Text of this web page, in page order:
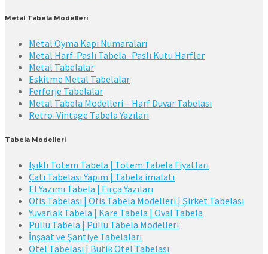
Metal Tabela Modelleri
Metal Oyma Kapı Numaraları
Metal Harf-Paslı Tabela -Paslı Kutu Harfler
Metal Tabelalar
Eskitme Metal Tabelalar
Ferforje Tabelalar
Metal Tabela Modelleri – Harf Duvar Tabelası
Retro-Vintage Tabela Yazıları
Tabela Modelleri
Işıklı Totem Tabela | Totem Tabela Fiyatları
Çatı Tabelası Yapım | Tabela imalatı
El Yazımı Tabela | Fırça Yazıları
Ofis Tabelası | Ofis Tabela Modelleri | Şirket Tabelası
Yuvarlak Tabela | Kare Tabela | Oval Tabela
Pullu Tabela | Pullu Tabela Modelleri
İnşaat ve Şantiye Tabelaları
Otel Tabelası | Butik Otel Tabelası